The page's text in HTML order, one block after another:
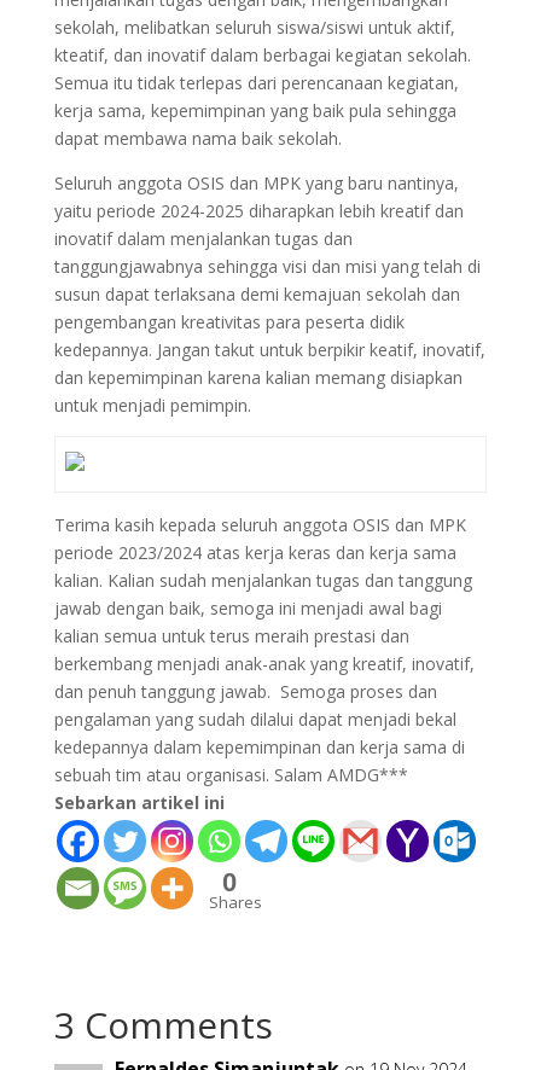
sekolah, melibatkan seluruh siswa/siswi untuk aktif,
kteatif, dan inovatif dalam berbagai kegiatan sekolah.
Semua itu tidak terlepas dari perencanaan kegiatan,
kerja sama, kepemimpinan yang baik pula sehingga
dapat membawa nama baik sekolah.
Seluruh anggota OSIS dan MPK yang baru nantinya,
yaitu periode 2024-2025 diharapkan lebih kreatif dan
inovatif dalam menjalankan tugas dan
tanggungjawabnya sehingga visi dan misi yang telah di
susun dapat terlaksana demi kemajuan sekolah dan
pengembangan kreativitas para peserta didik
kedepannya. Jangan takut untuk berpikir keatif, inovatif,
dan kepemimpinan karena kalian memang disiapkan
untuk menjadi pemimpin.
Terima kasih kepada seluruh anggota OSIS dan MPK
periode 2023/2024 atas kerja keras dan kerja sama
kalian. Kalian sudah menjalankan tugas dan tanggung
jawab dengan baik, semoga ini menjadi awal bagi
kalian semua untuk terus meraih prestasi dan
berkembang menjadi anak-anak yang kreatif, inovatif,
dan penuh tanggung jawab. Semoga proses dan
pengalaman yang sudah dilalui dapat menjadi bekal
kedepannya dalam kepemimpinan dan kerja sama di
sebuah tim atau organisasi. Salam AMDG***
Sebarkan artikel ini
0
Shares
3 Comments